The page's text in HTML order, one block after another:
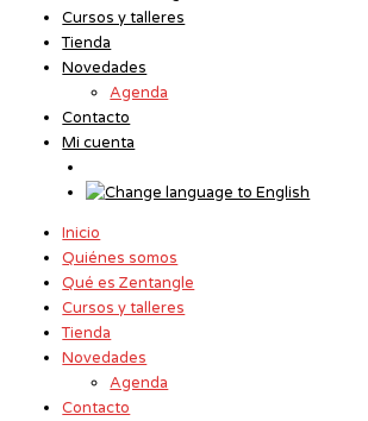
contenido
Cursos y talleres
Tienda
Novedades
Agenda
Contacto
Mi cuenta
Inicio
Quiénes somos
Qué es Zentangle
Cursos y talleres
Tienda
Novedades
Agenda
Contacto